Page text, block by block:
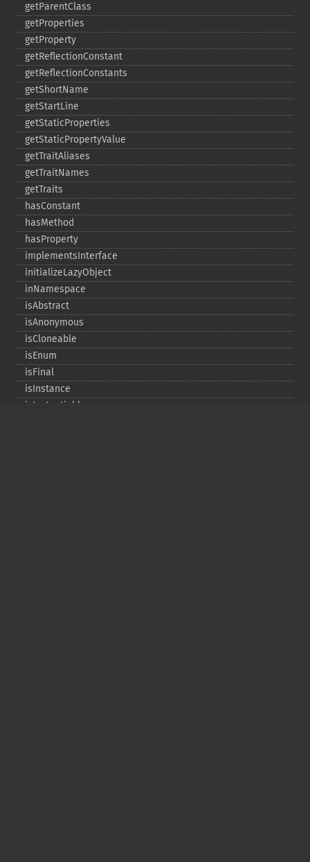
getParentClass
getProperties
getProperty
getReflectionConstant
getReflectionConstants
getShortName
getStartLine
getStaticProperties
getStaticPropertyValue
getTraitAliases
getTraitNames
getTraits
hasConstant
hasMethod
hasProperty
implementsInterface
initializeLazyObject
inNamespace
isAbstract
isAnonymous
isCloneable
isEnum
isFinal
isInstance
isInstantiable